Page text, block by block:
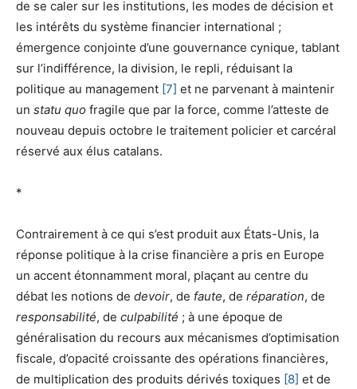
de se caler sur les institutions, les modes de décision et
les intérêts du système financier international ;
émergence conjointe d’une gouvernance cynique, tablant
sur l’indifférence, la division, le repli, réduisant la
politique au management [7] et ne parvenant à maintenir
un statu quo fragile que par la force, comme l’atteste de
nouveau depuis octobre le traitement policier et carcéral
réservé aux élus catalans.
*
Contrairement à ce qui s’est produit aux États-Unis, la
réponse politique à la crise financière a pris en Europe
un accent étonnamment moral, plaçant au centre du
débat les notions de devoir, de faute, de réparation, de
responsabilité, de culpabilité ; à une époque de
généralisation du recours aux mécanismes d’optimisation
fiscale, d’opacité croissante des opérations financières,
de multiplication des produits dérivés toxiques [8] et de